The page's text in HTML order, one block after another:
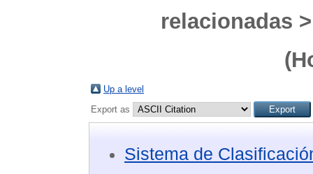
relacionadas
Up a level
Export as
Sistema de